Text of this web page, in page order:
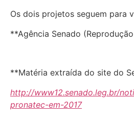
Os dois projetos seguem para
**Agência Senado
**Matéria extraída do site do
http://www12.senado.leg.br/
pronatec-em-2017